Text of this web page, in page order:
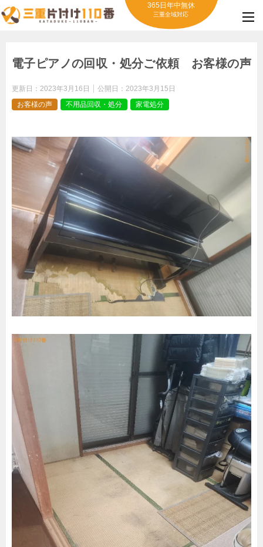
365日年中無休
三重全域対応
電子ピアノの回収・処分ご依頼 お客様の声
更新日： 2023年3月16日 公開日： 2023年3月15日
お客様の声
不用品回収・処分 家電処分